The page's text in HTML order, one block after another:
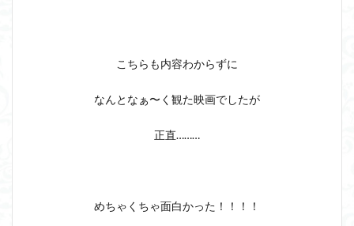
こちらも内容わからずに
なんとなぁ〜く観た映画でしたが
正直………
めちゃくちゃ面白かった！！！！